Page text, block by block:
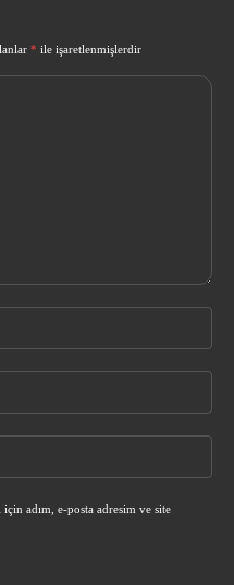
* ile işaretlenmişlerdir
adım, e-posta adresim ve site